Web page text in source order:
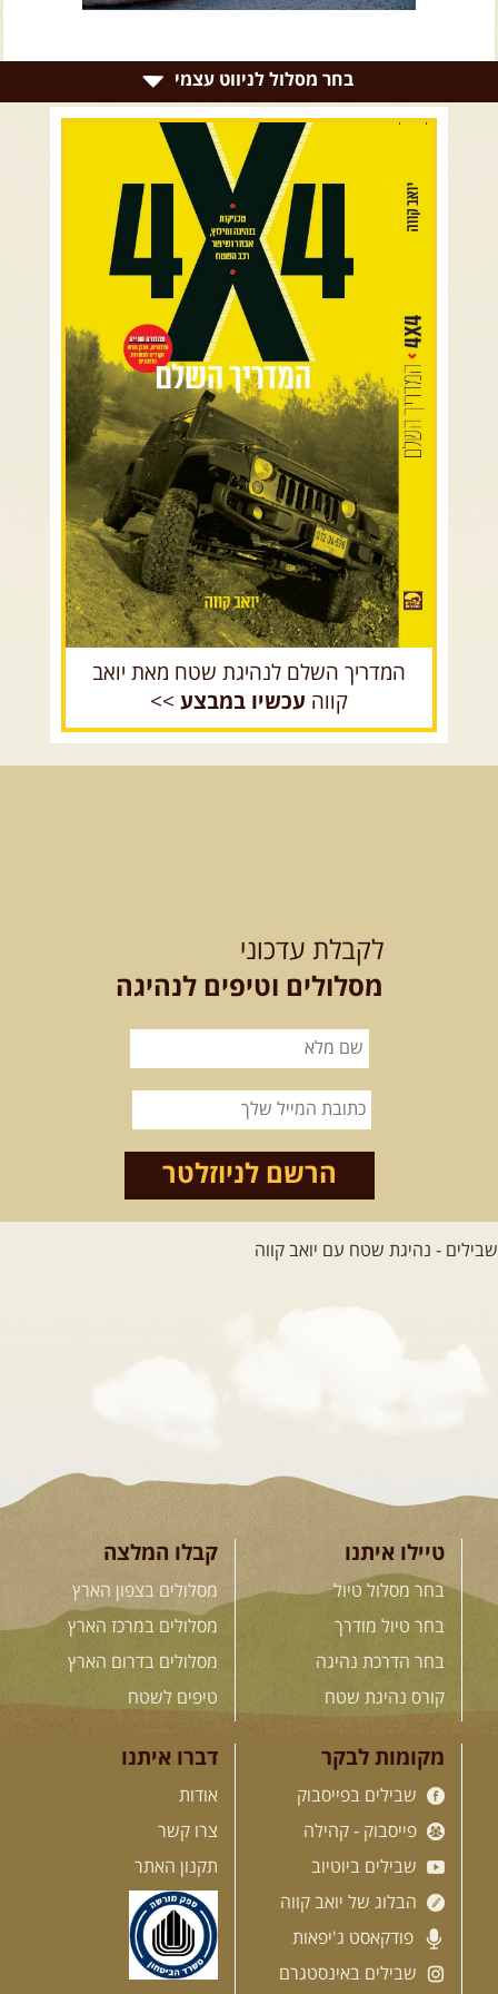
צרו קשר עם שבילים
בחר מסלול לניווט עצמי
רמת הגולן וגליל עליון
כרמל ורמות מנשה
בקעת הירדן והשומרון
השרון ומישור החוף
הרי ירושלים והשפלה
מדבר יהודה וים המלח
צפון ומערב הנגב
הר הנגב והערבה
רכב שטח רך רכב שטח קשוח
המדריך השלם לנהיגת שטח מאת יואב
קווה עכשיו במבצע >>
לקבלת עדכוני
מסלולים וטיפים לנהיגה
הרשם לניוזלטר
טיילו איתנו
בחר מסלול טיול
בחר טיול מודרך
בחר הדרכת נהיגה
קורס נהיגת שטח
קבלו המלצה
מסלולים בצפון הארץ
מסלולים במרכז הארץ
מסלולים בדרום הארץ
טיפים לשטח
מקומות לבקר
שבילים בפייסבוק
פייסבוק - קהילה
שבילים ביוטיוב
הבלוג של יואב קווה
פודקאסט ג'יפאות
שבילים באינסטגרם
דברו איתנו
אודות
צרו קשר
תקנון האתר